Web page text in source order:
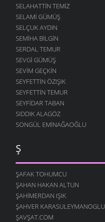
SELAHATTIN TEMIZ
SELAMI GÜMÜŞ
SELÇUK AYDIN
SEMIHA BILGIN
SERDAL TEMUR
SEVGI GÜMÜŞ
SEVIM GEÇKIN
SEYFETTIN ÖZIŞIK
SEYFETTIN TEMUR
SEYFIDAR TABAN
SIDDIK ALAGÖZ
SONGÜL EMINAĞAOĞLU
Ş
ŞAFAK TOHUMCU
ŞAHAN HAKAN ALTUN
ŞAHIMERDAN IŞIK
ŞAHVER KARASULEYMANOGLU
ŞAVŞAT.COM